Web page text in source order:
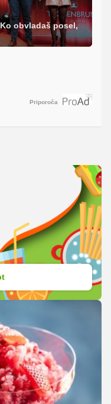
obvladaš posel,
Priporoča